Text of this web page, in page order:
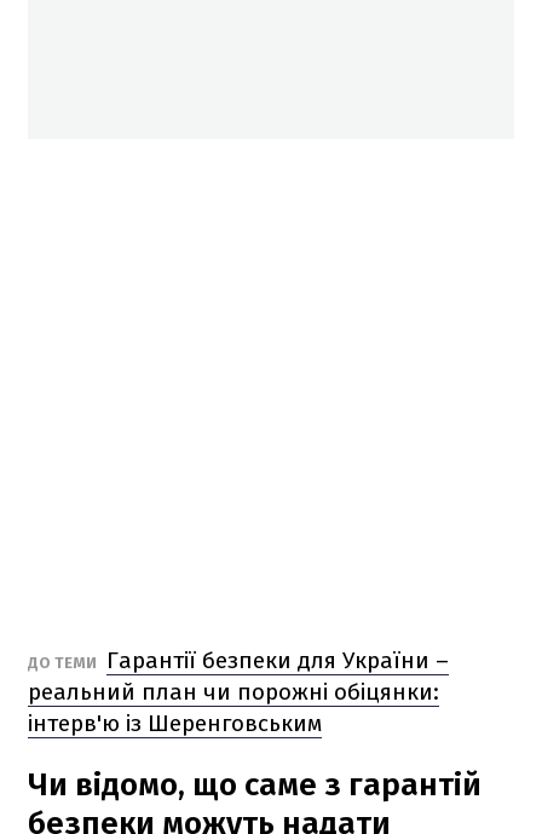
ДО ТЕМИ
Гарантії безпеки для України –
реальний план чи порожні обіцянки:
інтерв'ю із Шеренговським
Чи відомо, що саме з гарантій
безпеки можуть надати